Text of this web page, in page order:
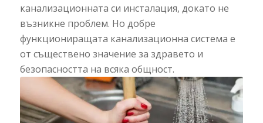
канализационната си инсталация, докато не
възникне проблем. Но добре
функциониращата канализационна система е
от съществено значение за здравето и
безопасността на всяка общност.